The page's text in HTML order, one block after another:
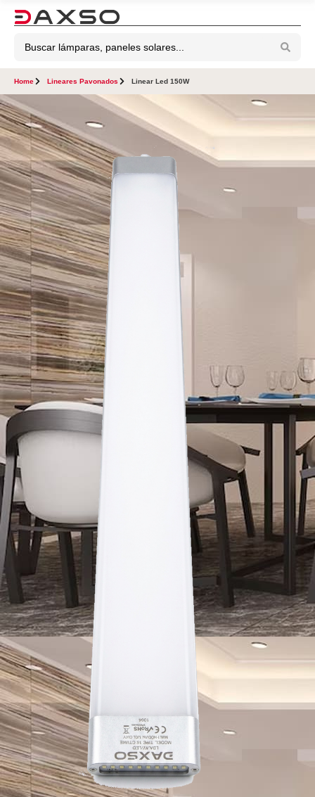
Home Lineares Pavonados Linear Led 150W